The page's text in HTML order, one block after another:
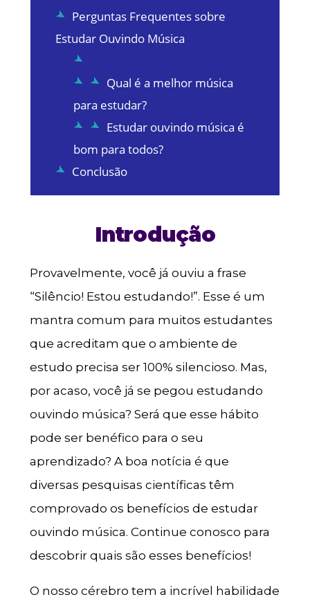
Perguntas Frequentes sobre
Estudar Ouvindo Música
Qual é a melhor música
para estudar?
Estudar ouvindo música é
bom para todos?
Conclusão
Introdução
Provavelmente, você já ouviu a frase
“Silêncio! Estou estudando!”. Esse é um
mantra comum para muitos estudantes
que acreditam que o ambiente de
estudo precisa ser 100% silencioso. Mas,
por acaso, você já se pegou estudando
ouvindo música? Será que esse hábito
pode ser benéfico para o seu
aprendizado? A boa notícia é que
diversas pesquisas científicas têm
comprovado os benefícios de estudar
ouvindo música. Continue conosco para
descobrir quais são esses benefícios!
O nosso cérebro tem a incrível habilidade